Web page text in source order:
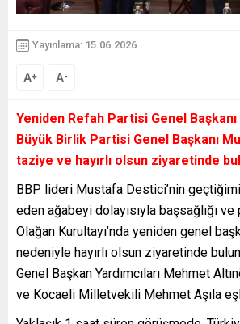
Yayınlama: 15.06.2026
A+ A-
Yeniden Refah Partisi Genel
Büyük Birlik Partisi Genel Başkanı
taziye ve hayırlı olsun ziyaretinde
BBP lideri Mustafa Destici’nin
eden ağabeyi dolayısıyla başsağlığı ve
Olağan Kurultayı’nda yeniden genel
nedeniyle hayırlı olsun ziyaretinde
Genel Başkan Yardımcıları Mehmet
ve Kocaeli Milletvekili Mehmet Aşıla